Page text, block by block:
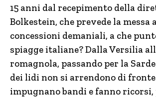
15 anni dal recepimento della
Bolkestein, che prevede la messa
concessioni demaniali, a che
spiagge italiane? Dalla Versilia
romagnola, passando per la
dei lidi non si arrendono di fronte
impugnano bandi e fanno ricorsi,